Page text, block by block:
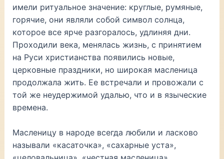
имели ритуальное значение: круглые, румяные,
горячие, они являли собой символ солнца,
которое все ярче разгоралось, удлиняя дни.
Проходили века, менялась жизнь, с принятием
на Руси христианства появились новые,
церковные праздники, но широкая масленица
продолжала жить. Ее встречали и провожали с
той же неудержимой удалью, что и в языческие
времена.
Масленицу в народе всегда любили и ласково
называли «касаточка», «сахарные уста»,